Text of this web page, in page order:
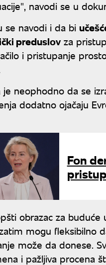
navodi se u
se navodi i da bi
preduslovza
i pristupanje
je neophodno da se
dodatno ojačaju
Fon
obrazac za
mogu fleksibilno
može da donese.
i pažljiva procena